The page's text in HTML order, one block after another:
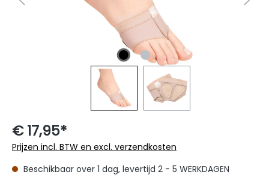
€ 17,95*
Prijzen incl. BTW en excl. verzendkosten
Beschikbaar over 1 dag, levertijd 2 - 5 WERKDAGEN